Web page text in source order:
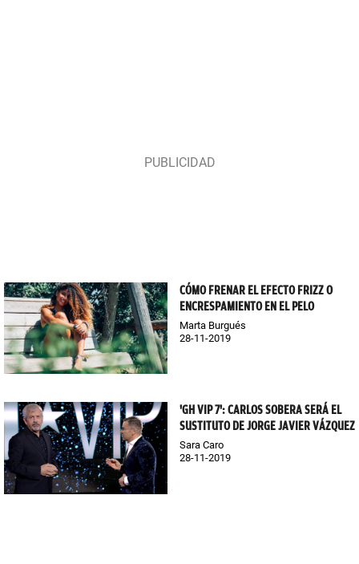
CÓMO FRENAR EL EFECTO FRIZZ O
ENCRESPAMIENTO EN EL PELO
Marta Burgués
28-11-2019
'GH VIP 7': CARLOS SOBERA SERÁ EL
SUSTITUTO DE JORGE JAVIER VÁZQUEZ
Sara Caro
28-11-2019